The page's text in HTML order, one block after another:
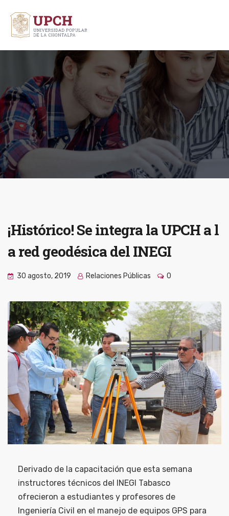
¡Histórico! Se integra la UPCH a l
a red geodésica del INEGI
30 agosto, 2019 Relaciones Públicas 0
Derivado de la capacitación que esta semana
instructores técnicos del INEGI Tabasco
ofrecieron a estudiantes y profesores de
Ingeniería Civil en el manejo de equipos GPS para